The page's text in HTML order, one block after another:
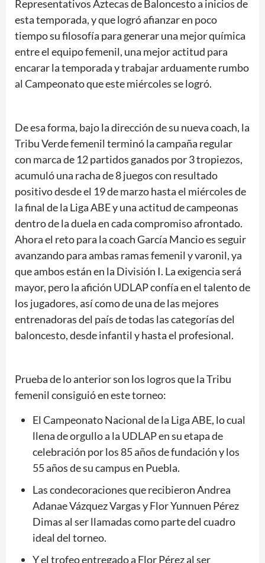
Representativos Aztecas de Baloncesto a inicios de
esta temporada, y que logró afianzar en poco
tiempo su filosofía para generar una mejor química
entre el equipo femenil, una mejor actitud para
encarar la temporada y trabajar arduamente rumbo
al Campeonato que este miércoles se logró.
De esa forma, bajo la dirección de su nueva coach, la
Tribu Verde femenil terminó la campaña regular
con marca de 12 partidos ganados por 3 tropiezos,
acumuló una racha de 8 juegos con resultado
positivo desde el 19 de marzo hasta el miércoles de
la final de la Liga ABE y una actitud de campeonas
dentro de la duela en cada compromiso afrontado.
Ahora el reto para la coach García Mancio es seguir
avanzando para ambas ramas femenil y varonil, ya
que ambos están en la División I. La exigencia será
mayor, pero la afición UDLAP confía en el talento de
los jugadores, así como de una de las mejores
entrenadoras del país de todas las categorías del
baloncesto, desde infantil y hasta el profesional.
Prueba de lo anterior son los logros que la Tribu
femenil consiguió en este torneo:
El Campeonato Nacional de la Liga ABE, lo cual
llena de orgullo a la UDLAP en su etapa de
celebración por los 85 años de fundación y los
55 años de su campus en Puebla.
Las condecoraciones que recibieron Andrea
Adanae Vázquez Vargas y Flor Yunnuen Pérez
Dimas al ser llamadas como parte del cuadro
ideal del torneo.
Y el trofeo entregado a Flor Pérez al ser